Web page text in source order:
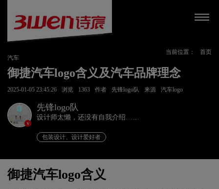
当前位置：
首页
汽车
御捷汽车logo含义及汽车品牌理念
2025-01-05 23:45:26 浏览 1363 作者 先锋logo队 来源 汽车logo
v
先锋logo队
设计师太懒，还没有自我介绍……
包装设计、设计爱好者
御捷汽车logo含义